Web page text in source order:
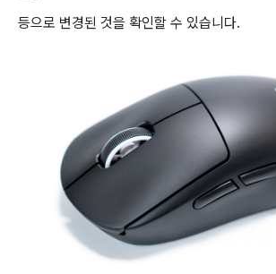
등으로 변경된 것을 확인할 수 있습니다.